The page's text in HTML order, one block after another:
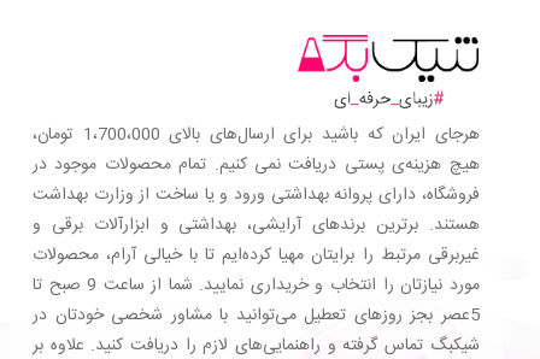
هرجای ایران که باشید برای ارسال‌های بالای 1،700،000 تومان،
هیچ هزینه‌ی پستی دریافت نمی کنیم. تمام محصولات موجود در
فروشگاه، دارای پروانه بهداشتی ورود و یا ساخت از وزارت بهداشت
هستند. برترین‌ برندهای آرایشی، بهداشتی و ابزارآلات برقی و
غیربرقی مرتبط را برایتان مهیا کرده‌ایم تا با خیالی آرام، محصولات
مورد نیازتان را انتخاب و خریداری نمایید. شما از ساعت 9 صبح تا
5عصر بجز روزهای تعطیل می‌توانید با مشاور شخصی خودتان در
شیکبگ تماس گرفته و راهنمایی‌های لازم را دریافت کنید. علاوه بر